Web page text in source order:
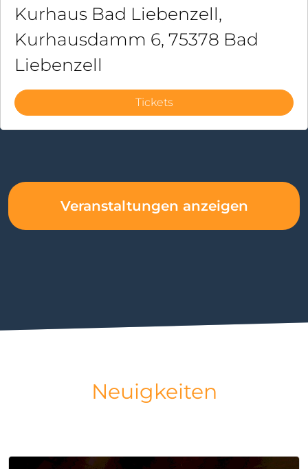
Kurhaus Bad Liebenzell,
Kurhausdamm 6, 75378 Bad
Liebenzell
Tickets
Veranstaltungen anzeigen
Neuigkeiten